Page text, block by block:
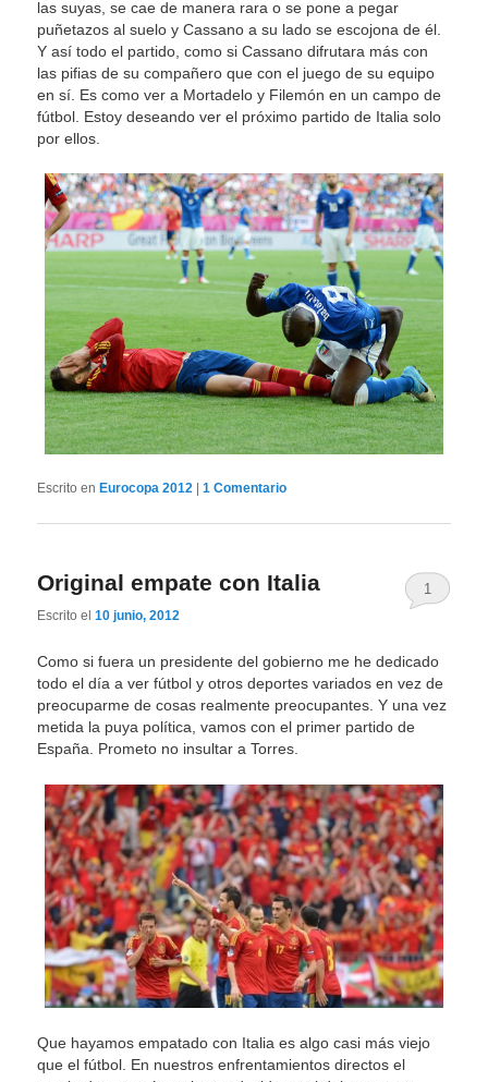
las suyas, se cae de manera rara o se pone a pegar
puñetazos al suelo y Cassano a su lado se escojona de él.
Y así todo el partido, como si Cassano difrutara más con
las pifias de su compañero que con el juego de su equipo
en sí. Es como ver a Mortadelo y Filemón en un campo de
fútbol. Estoy deseando ver el próximo partido de Italia solo
por ellos.
Escrito en Eurocopa 2012 |1 Comentario
Original empate con Italia
Escrito el10 junio, 2012
1
Como si fuera un presidente del gobierno me he dedicado
todo el día a ver fútbol y otros deportes variados en vez de
preocuparme de cosas realmente preocupantes. Y una vez
metida la puya política, vamos con el primer partido de
España. Prometo no insultar a Torres.
Que hayamos empatado con Italia es algo casi más viejo
que el fútbol. En nuestros enfrentamientos directos el